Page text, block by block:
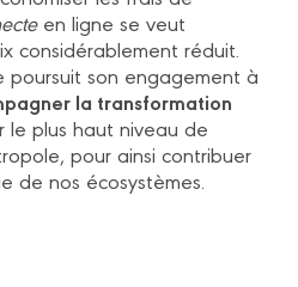
en ligne se veut
considérablement réduit.
poursuit son engagement à
la transformation
le plus haut niveau de
pour ainsi contribuer
de nos écosystèmes.